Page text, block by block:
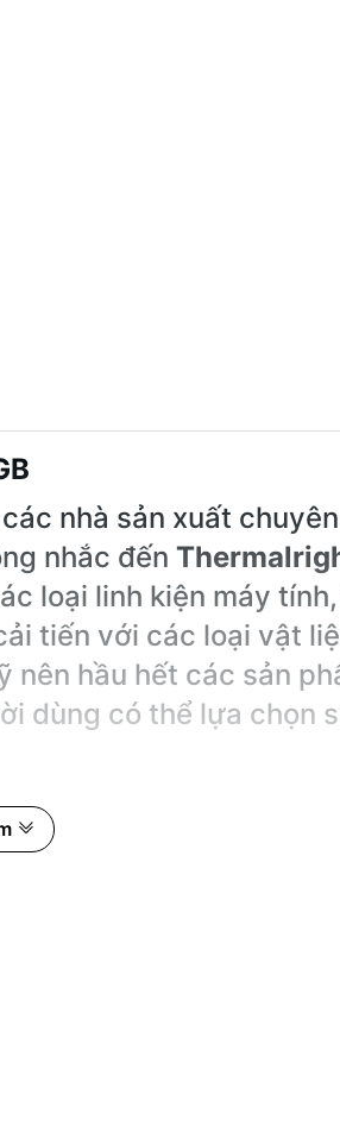
nhà sản xuất
nhắc đến
loại linh kiện máy
tiến với các loại vật
hầu hết các sản
dùng có thể lựa chọn